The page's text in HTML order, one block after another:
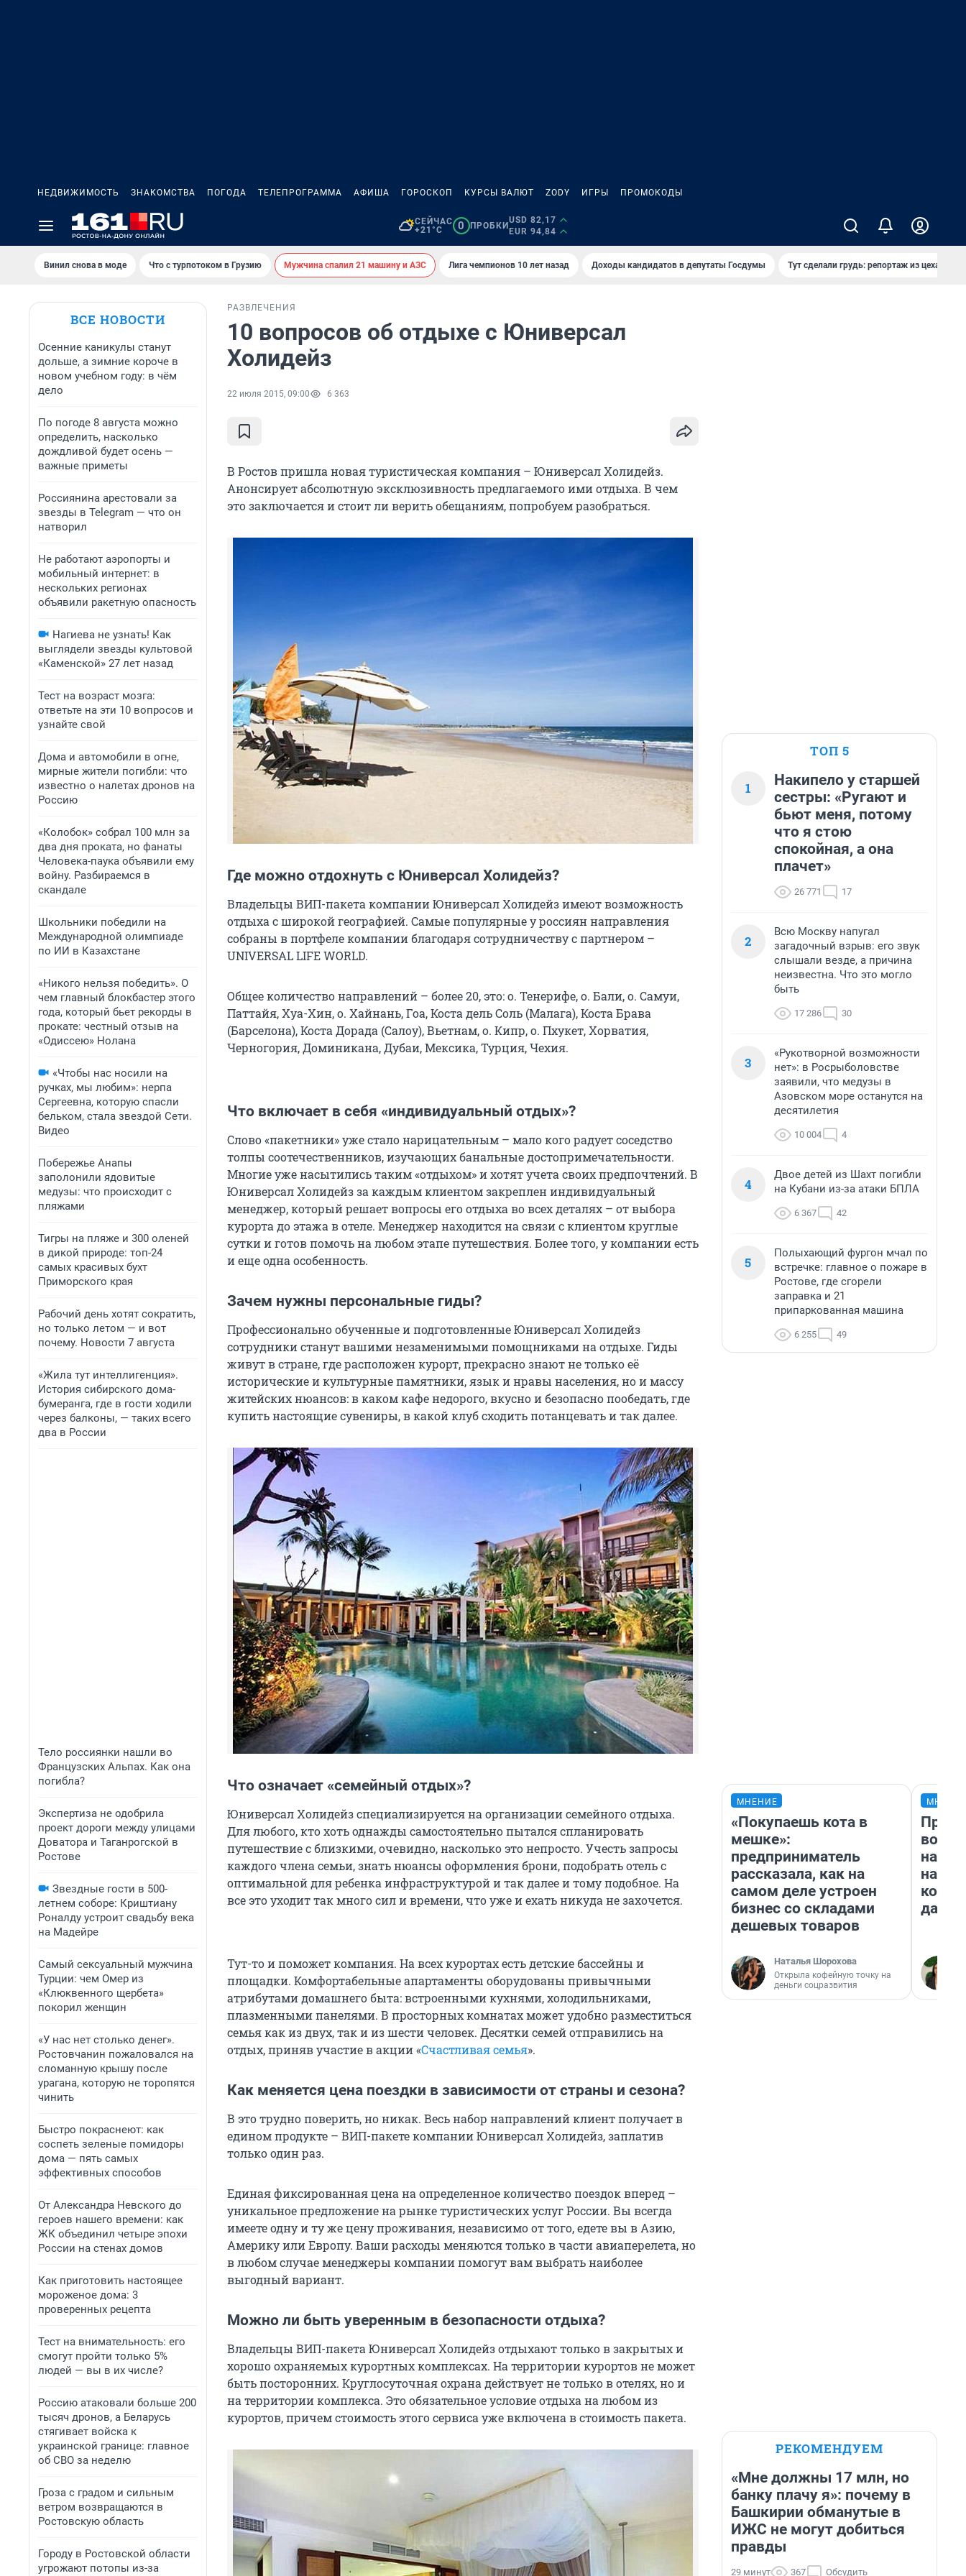
НЕДВИЖИМОСТЬ ЗНАКОМСТВА ПОГОДА ТЕЛЕПРОГРАММА АФИША ГОРОСКОП КУРСЫ ВАЛЮТ ZODY ИГРЫ ПРОМОКОДЫ
СЕЙЧАС
+21°C
0 ПРОБКИ
USD 82,17
EUR 94,84
Винил снова в моде Что с турпотоком в Грузию Мужчина спалил 21 машину и АЗС Лига чемпионов 10 лет назад Доходы кандидатов в депутаты Госдумы Тут сделали грудь: репортаж из цеха
ВСЕ НОВОСТИ
Осенние каникулы станут
дольше, а зимние короче в
новом учебном году: в чём
дело
По погоде 8 августа можно
определить, насколько
дождливой будет осень —
важные приметы
Россиянина арестовали за
звезды в Telegram — что он
натворил
Не работают аэропорты и
мобильный интернет: в
нескольких регионах
объявили ракетную опасность
Нагиева не узнать! Как
выглядели звезды культовой
«Каменской» 27 лет назад
Тест на возраст мозга:
ответьте на эти 10 вопросов и
узнайте свой
Дома и автомобили в огне,
мирные жители погибли: что
известно о налетах дронов на
Россию
«Колобок» собрал 100 млн за
два дня проката, но фанаты
Человека-паука объявили ему
войну. Разбираемся в
скандале
Школьники победили на
Международной олимпиаде
по ИИ в Казахстане
«Никого нельзя победить». О
чем главный блокбастер этого
года, который бьет рекорды в
прокате: честный отзыв на
«Одиссею» Нолана
«Чтобы нас носили на
ручках, мы любим»: нерпа
Сергеевна, которую спасли
бельком, стала звездой Сети.
Видео
Побережье Анапы
заполонили ядовитые
медузы: что происходит с
пляжами
Тигры на пляже и 300 оленей
в дикой природе: топ-24
самых красивых бухт
Приморского края
Рабочий день хотят сократить,
но только летом — и вот
почему. Новости 7 августа
«Жила тут интеллигенция».
История сибирского дома-
бумеранга, где в гости ходили
через балконы, — таких всего
два в России
Тело россиянки нашли во
Французских Альпах. Как она
погибла?
Экспертиза не одобрила
проект дороги между улицами
Доватора и Таганрогской в
Ростове
Звездные гости в 500-
летнем соборе: Криштиану
Роналду устроит свадьбу века
на Мадейре
Самый сексуальный мужчина
Турции: чем Омер из
«Клюквенного щербета»
покорил женщин
«У нас нет столько денег».
Ростовчанин пожаловался на
сломанную крышу после
урагана, которую не торопятся
чинить
Быстро покраснеют: как
соспеть зеленые помидоры
дома — пять самых
эффективных способов
От Александра Невского до
героев нашего времени: как
ЖК объединил четыре эпохи
России на стенах домов
Как приготовить настоящее
мороженое дома: 3
проверенных рецепта
Тест на внимательность: его
смогут пройти только 5%
людей — вы в их числе?
Россию атаковали больше 200
тысяч дронов, а Беларусь
стягивает войска к
украинской границе: главное
об СВО за неделю
Гроза с градом и сильным
ветром возвращаются в
Ростовскую область
Городу в Ростовской области
угрожают потопы из-за
РАЗВЛЕЧЕНИЯ
10 вопросов об отдыхе с Юниверсал
Холидейз
22 июля 2015, 09:00 6 363
В Ростов пришла новая туристическая компания – Юниверсал Холидейз.
Анонсирует абсолютную эксклюзивность предлагаемого ими отдыха. В чем
это заключается и стоит ли верить обещаниям, попробуем разобраться.
Где можно отдохнуть с Юниверсал Холидейз?
Владельцы ВИП-пакета компании Юниверсал Холидейз имеют возможность
отдыха с широкой географией. Самые популярные у россиян направления
собраны в портфеле компании благодаря сотрудничеству с партнером –
UNIVERSAL LIFE WORLD.
Общее количество направлений – более 20, это: о. Тенерифе, о. Бали, о. Самуи,
Паттайя, Хуа-Хин, о. Хайнань, Гоа, Коста дель Соль (Малага), Коста Брава
(Барселона), Коста Дорада (Салоу), Вьетнам, о. Кипр, о. Пхукет, Хорватия,
Черногория, Доминикана, Дубаи, Мексика, Турция, Чехия.
Что включает в себя «индивидуальный отдых»?
Слово «пакетники» уже стало нарицательным – мало кого радует соседство
толпы соотечественников, изучающих банальные достопримечательности.
Многие уже насытились таким «отдыхом» и хотят учета своих предпочтений. В
Юниверсал Холидейз за каждым клиентом закреплен индивидуальный
менеджер, который решает вопросы его отдыха во всех деталях – от выбора
курорта до этажа в отеле. Менеджер находится на связи с клиентом круглые
сутки и готов помочь на любом этапе путешествия. Более того, у компании есть
и еще одна особенность.
Зачем нужны персональные гиды?
Профессионально обученные и подготовленные Юниверсал Холидейз
сотрудники станут вашими незаменимыми помощниками на отдыхе. Гиды
живут в стране, где расположен курорт, прекрасно знают не только её
исторические и культурные памятники, язык и нравы населения, но и массу
житейских нюансов: в каком кафе недорого, вкусно и безопасно пообедать, где
купить настоящие сувениры, в какой клуб сходить потанцевать и так далее.
Что означает «семейный отдых»?
Юниверсал Холидейз специализируется на организации семейного отдыха.
Для любого, кто хоть однажды самостоятельно пытался спланировать
путешествие с близкими, очевидно, насколько это непросто. Учесть запросы
каждого члена семьи, знать нюансы оформления брони, подобрать отель с
оптимальной для ребенка инфраструктурой и так далее и тому подобное. На
все это уходит так много сил и времени, что уже и ехать никуда не захочется.
Тут-то и поможет компания. На всех курортах есть детские бассейны и
площадки. Комфортабельные апартаменты оборудованы привычными
атрибутами домашнего быта: встроенными кухнями, холодильниками,
плазменными панелями. В просторных комнатах может удобно разместиться
семья как из двух, так и из шести человек. Десятки семей отправились на
отдых, приняв участие в акции «Счастливая семья».
Как меняется цена поездки в зависимости от страны и сезона?
В это трудно поверить, но никак. Весь набор направлений клиент получает в
едином продукте – ВИП-пакете компании Юниверсал Холидейз, заплатив
только один раз.
Единая фиксированная цена на определенное количество поездок вперед –
уникальное предложение на рынке туристических услуг России. Вы всегда
имеете одну и ту же цену проживания, независимо от того, едете вы в Азию,
Америку или Европу. Ваши расходы меняются только в части авиаперелета, но
в любом случае менеджеры компании помогут вам выбрать наиболее
выгодный вариант.
Можно ли быть уверенным в безопасности отдыха?
Владельцы ВИП-пакета Юниверсал Холидейз отдыхают только в закрытых и
хорошо охраняемых курортных комплексах. На территории курортов не может
быть посторонних. Круглосуточная охрана действует не только в отелях, но и
на территории комплекса. Это обязательное условие отдыха на любом из
курортов, причем стоимость этого сервиса уже включена в стоимость пакета.
ТОП 5
1
Накипело у старшей
сестры: «Ругают и
бьют меня, потому
что я стою
спокойная, а она
плачет»
26 771 17
2
Всю Москву напугал
загадочный взрыв: его звук
слышали везде, а причина
неизвестна. Что это могло
быть
17 286 30
3
«Рукотворной возможности
нет»: в Росрыболовстве
заявили, что медузы в
Азовском море останутся на
десятилетия
10 004 4
4
Двое детей из Шахт погибли
на Кубани из-за атаки БПЛА
6 367 42
5
Полыхающий фургон мчал по
встречке: главное о пожаре в
Ростове, где сгорели
заправка и 21
припаркованная машина
6 255 49
МНЕНИЕ
«Покупаешь кота в
мешке»:
предприниматель
рассказала, как на
самом деле устроен
бизнес со складами
дешевых товаров
Наталья Шорохова
Открыла кофейную точку на
деньги соцразвития
нам
даже
РЕКОМЕНДУЕМ
«Мне должны 17 млн, но
банку плачу я»: почему в
Башкирии обманутые в
ИЖС не могут добиться
правды
29 минут 367 Обсудить